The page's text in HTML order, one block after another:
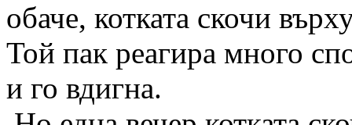
обаче, котката скочи
Той пак реагира много
и го вдигна.